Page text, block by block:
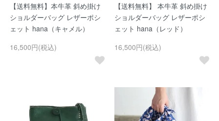
【送料無料】本牛革 斜め掛け
ショルダーバッグ レザーポシ
ェット hana（キャメル）
16,500円(税込)
【送料無料】 本牛革 斜め掛け
ショルダーバッグ レザーポシ
ェット hana（レッド）
16,500円(税込)